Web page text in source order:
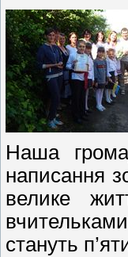
Наша
написання
велике
стануть